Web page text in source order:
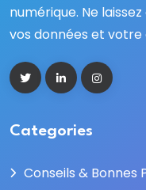
numérique. Ne
vos données et
Categories
Conseils & Bonnes